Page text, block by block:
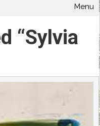
Menu
“Sylvia